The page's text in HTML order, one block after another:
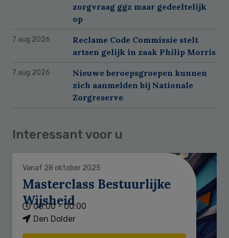
zorgvraag ggz maar gedeeltelijk
op
7 aug 2026
Reclame Code Commissie stelt
artsen gelijk in zaak Philip Morris
7 aug 2026
Nieuwe beroepsgroepen kunnen
zich aanmelden bij Nationale
Zorgreserve
Interessant voor u
Vanaf 28 oktober 2025
Masterclass Bestuurlijke
Wijsheid
00:00 - 00:00
Den Dolder